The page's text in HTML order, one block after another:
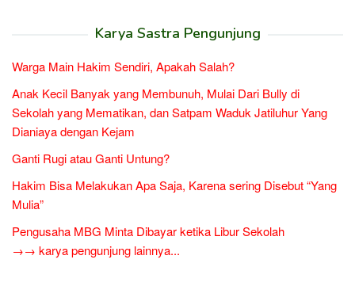
Karya Sastra Pengunjung
Warga Main Hakim Sendiri, Apakah Salah?
Anak Kecil Banyak yang Membunuh, Mulai Dari Bully di
Sekolah yang Mematikan, dan Satpam Waduk Jatiluhur Yang
Dianiaya dengan Kejam
Ganti Rugi atau Ganti Untung?
Hakim Bisa Melakukan Apa Saja, Karena sering Disebut “Yang
Mulia”
Pengusaha MBG Minta Dibayar ketika Libur Sekolah
→→ karya pengunjung lainnya...